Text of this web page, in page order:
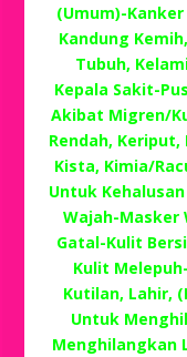
(Umum)-
Kandung
Tubuh,
Kepala Sakit-
Akibat Migren/
Rendah,
Kista, Kimia/
Untuk
Wajah-Masker
Gatal-Kulit
Kulit
Kutilan, Lahir,
Untuk
Menghilangkan